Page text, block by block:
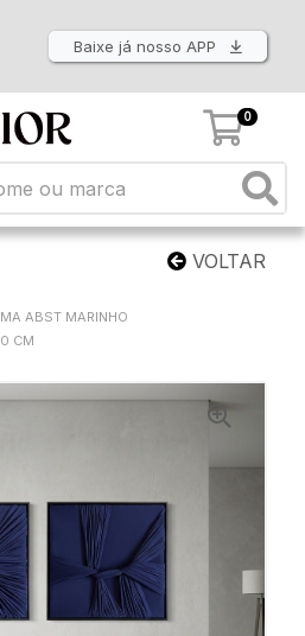
Baixe já nosso APP
0
VOLTAR
ABST MARINHO
CM